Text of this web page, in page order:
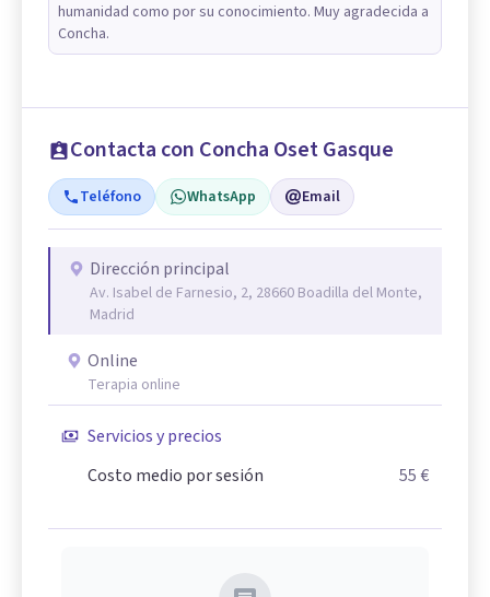
humanidad como por su conocimiento. Muy agradecida a
Concha.
Contacta con Concha Oset Gasque
Teléfono WhatsApp Email
Dirección principal
Av. Isabel de Farnesio, 2, 28660 Boadilla del Monte,
Madrid
Online
Terapia online
Servicios y precios
Costo medio por sesión
55 €